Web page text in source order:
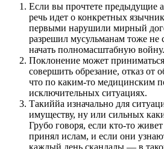
Если вы прочтете предыдущие
речь идет о конкретных
первыми нарушили мирный
разрешил мусульманам тоже не
начать полномасштабную войну.
Поклонение может
совершить обрезание, отказ от
что по каким-то медицинским
исключительных ситуациях.
Такиййа изначально для
имуществу, ну или сильных
Грубо говоря, если кто-то
принял ислам, и если они
каждый день скандалы — в